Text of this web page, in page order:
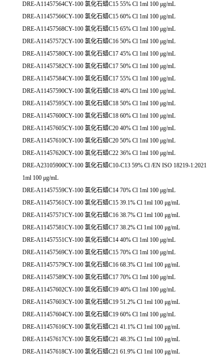
DRE-A11457564CY-100 氯化石蜡C15 55% Cl 1ml 100 μg/mL
DRE-A11457566CY-100 氯化石蜡C15 60% Cl 1ml 100 μg/mL
DRE-A11457568CY-100 氯化石蜡C15 65% Cl 1ml 100 μg/mL
DRE-A11457572CY-100 氯化石蜡C16 50% Cl 1ml 100 μg/mL
DRE-A11457580CY-100 氯化石蜡C17 45% Cl 1ml 100 μg/mL
DRE-A11457582CY-100 氯化石蜡C17 50% Cl 1ml 100 μg/mL
DRE-A11457584CY-100 氯化石蜡C17 55% Cl 1ml 100 μg/mL
DRE-A11457590CY-100 氯化石蜡C18 40% Cl 1ml 100 μg/mL
DRE-A11457595CY-100 氯化石蜡C18 50% Cl 1ml 100 μg/mL
DRE-A11457600CY-100 氯化石蜡C18 60% Cl 1ml 100 μg/mL
DRE-A11457605CY-100 氯化石蜡C20 40% Cl 1ml 100 μg/mL
DRE-A11457610CY-100 氯化石蜡C20 50% Cl 1ml 100 μg/mL
DRE-A11457620CY-100 氯化石蜡C22 36% Cl 1ml 100 μg/mL
DRE-A23105900CY-100 氯化石蜡C10-C13 59% Cl /EN ISO 18219-1:2021
1ml 100 μg/mL
DRE-A11457559CY-100 氯化石蜡C14 70% Cl 1ml 100 μg/mL
DRE-A11457561CY-100 氯化石蜡C15 39.1% Cl 1ml 100 μg/mL
DRE-A11457571CY-100 氯化石蜡C16 38.7% Cl 1ml 100 μg/mL
DRE-A11457581CY-100 氯化石蜡C17 38.2% Cl 1ml 100 μg/mL
DRE-A11457551CY-100 氯化石蜡C14 40% Cl 1ml 100 μg/mL
DRE-A11457569CY-100 氯化石蜡C15 70% Cl 1ml 100 μg/mL
DRE-A11457579CY-100 氯化石蜡C16 68.3% Cl 1ml 100 μg/mL
DRE-A11457589CY-100 氯化石蜡C17 70% Cl 1ml 100 μg/mL
DRE-A11457602CY-100 氯化石蜡C19 40% Cl 1ml 100 μg/mL
DRE-A11457603CY-100 氯化石蜡C19 51.2% Cl 1ml 100 μg/mL
DRE-A11457604CY-100 氯化石蜡C19 60% Cl 1ml 100 μg/mL
DRE-A11457616CY-100 氯化石蜡C21 41.1% Cl 1ml 100 μg/mL
DRE-A11457617CY-100 氯化石蜡C21 48.3% Cl 1ml 100 μg/mL
DRE-A11457618CY-100 氯化石蜡C21 61.9% Cl 1ml 100 μg/mL